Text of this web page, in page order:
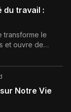
du travail :
transforme le
et ouvre de
Notre Vie